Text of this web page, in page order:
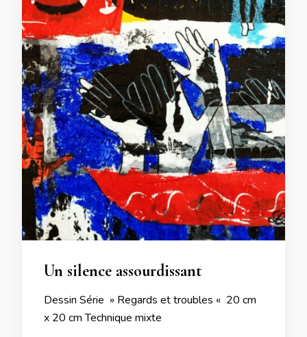
Un silence assourdissant
Dessin Série » Regards et troubles « 20 cm
x 20 cm Technique mixte